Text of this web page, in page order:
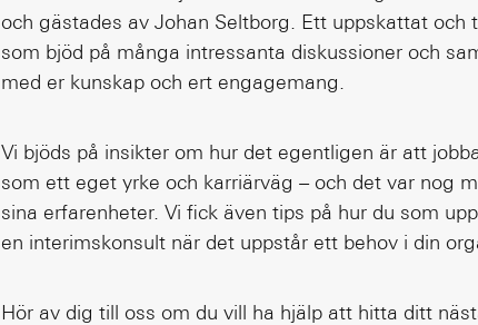
och gästades av Johan Seltborg. Ett uppskattat
som bjöd på många intressanta diskussioner och
med er kunskap och ert engagemang.
Vi bjöds på insikter om hur det egentligen är att
som ett eget yrke och karriärväg – och det var nog
sina erfarenheter. Vi fick även tips på hur du som
en interimskonsult när det uppstår ett behov i din
Hör av dig till oss om du vill ha hjälp att hitta ditt